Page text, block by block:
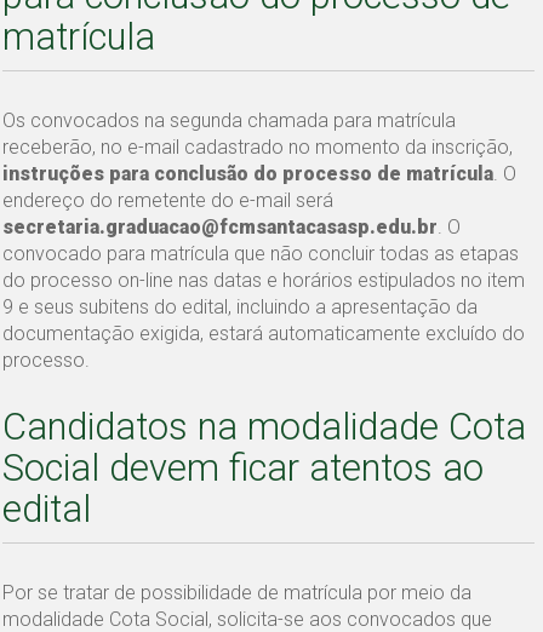
matrícula
Os convocados na segunda chamada para matrícula
receberão, no e-mail cadastrado no momento da inscrição,
instruções para conclusão do processo de matrícula . O
endereço do remetente do e-mail será
secretaria.graduacao@fcmsantacasasp.edu.br . O
convocado para matrícula que não concluir todas as etapas
do processo on-line nas datas e horários estipulados no item
9 e seus subitens do edital, incluindo a apresentação da
documentação exigida, estará automaticamente excluído do
processo.
Candidatos na modalidade Cota
Social devem ficar atentos ao
edital
Por se tratar de possibilidade de matrícula por meio da
modalidade Cota Social, solicita-se aos convocados que